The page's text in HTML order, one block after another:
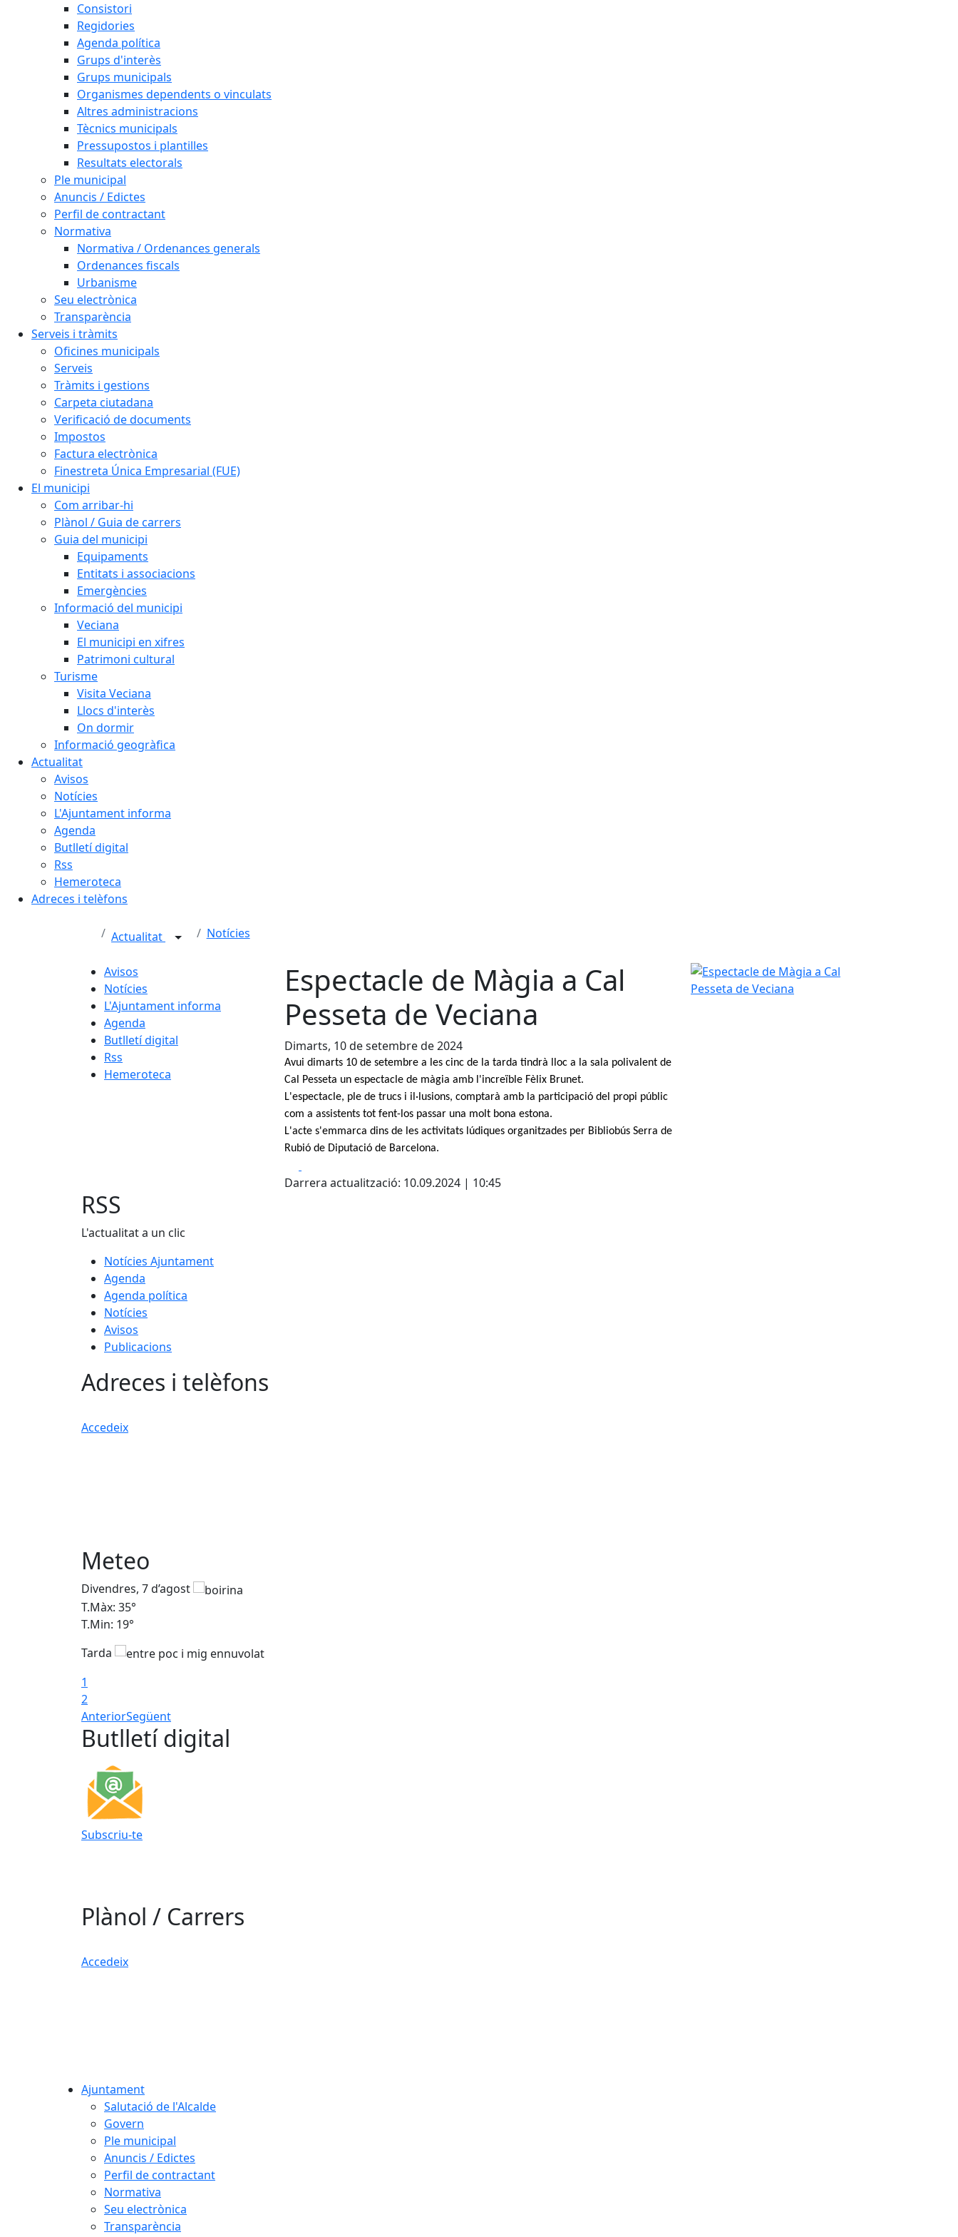
Consistori
Regidories
Agenda política
Grups d'interès
Grups municipals
Organismes dependents o vinculats
Altres administracions
Tècnics municipals
Pressupostos i plantilles
Resultats electorals
Ple municipal
Anuncis / Edictes
Perfil de contractant
Normativa
Normativa / Ordenances generals
Ordenances fiscals
Urbanisme
Seu electrònica
Transparència
Serveis i tràmits
Oficines municipals
Serveis
Tràmits i gestions
Carpeta ciutadana
Verificació de documents
Impostos
Factura electrònica
Finestreta Única Empresarial (FUE)
El municipi
Com arribar-hi
Plànol / Guia de carrers
Guia del municipi
Equipaments
Entitats i associacions
Emergències
Informació del municipi
Veciana
El municipi en xifres
Patrimoni cultural
Turisme
Visita Veciana
Llocs d'interès
On dormir
Informació geogràfica
Actualitat
Avisos
Notícies
L'Ajuntament informa
Agenda
Butlletí digital
Rss
Hemeroteca
Adreces i telèfons
Actualitat Notícies
Avisos
Notícies
L'Ajuntament informa
Agenda
Butlletí digital
Rss
Hemeroteca
Espectacle de Màgia a Cal
Pesseta de Veciana
Dimarts, 10 de setembre de 2024
Avui dimarts 10 de setembre a les cinc de la tarda tindrà lloc a la sala polivalent de
Cal Pesseta un espectacle de màgia amb l'increïble Fèlix Brunet.
L'espectacle, ple de trucs i il·lusions, comptarà amb la participació del propi públic
com a assistents tot fent-los passar una molt bona estona.
L'acte s'emmarca dins de les activitats lúdiques organitzades per Bibliobús Serra de
Rubió de Diputació de Barcelona.
Darrera actualització: 10.09.2024 | 10:45
Espectacle de Màgia a Cal Pesseta de Veciana
RSS
L'actualitat a un clic
Notícies Ajuntament
Agenda
Agenda política
Notícies
Avisos
Publicacions
Adreces i telèfons
Accedeix
Meteo
Divendres, 7 d’agost
T.Màx: 35°
T.Min: 19°
Tarda
1
2
AnteriorSegüent
Butlletí digital
Subscriu-te
Plànol / Carrers
Accedeix
Ajuntament
Salutació de l'Alcalde
Govern
Ple municipal
Anuncis / Edictes
Perfil de contractant
Normativa
Seu electrònica
Transparència